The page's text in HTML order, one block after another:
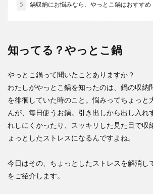
5 鍋収納にお悩みなら、やっとこ鍋はおすすめ
知ってる？やっとこ鍋
やっとこ鍋って聞いたことありますか？
わたしがやっとこ鍋を知ったのは、鍋の収納
を徘徊していた時のこと。悩みってちょっと
んが、毎日使うお鍋。引き出しから出し入れ
れしにくかったり、スッキリした見た目で収
ょっとしたストレスになるんですよね。
今日はその、ちょっとしたストレスを解消し
をご紹介します。